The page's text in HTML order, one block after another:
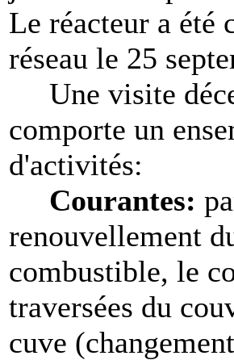
Le réacteur a été
réseau le 25
Une visite
comporte un
d'activités:
Courantes:
renouvellement
combustible, le
traversées du
cuve